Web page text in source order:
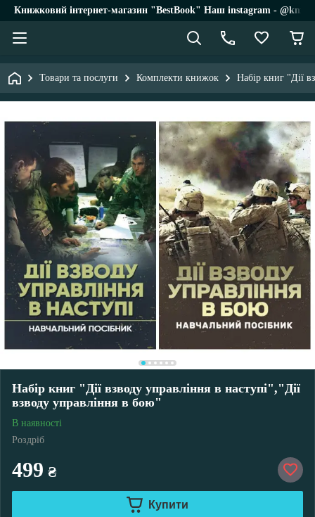
Книжковий інтернет-магазин "BestBook" Наш instagram -
Товари та послуги Комплекти книжок Набір книг "Дії
Набір книг "Дії взводу управління в наступі","Дії
взводу управління в бою"
В наявності
Роздріб
499 ₴
Купити